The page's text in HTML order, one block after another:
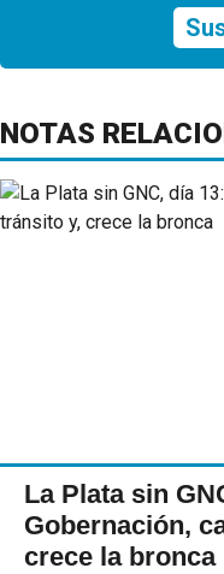
NOTAS
La Plata sin
Gobernación,
crece la bronca